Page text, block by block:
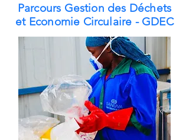
Parcours Gestion des Déchets
et Economie Circulaire - GDEC